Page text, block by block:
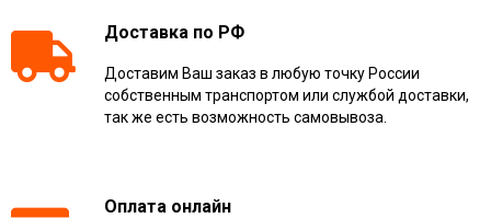
Доставка по РФ
Доставим Ваш заказ в любую точку России
собственным транспортом или службой доставки,
так же есть возможность самовывоза.
Оплата онлайн